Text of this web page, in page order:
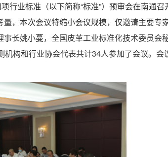
行业标准（以下简称“标准”）预审会在南通
，本次会议特缩小会议规模，仅邀请主要专
长姚小蔓，全国皮革工业标准化技术委员会
构和行业协会代表共计34人参加了会议。会